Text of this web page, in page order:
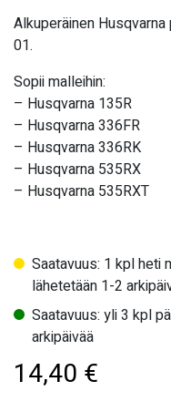
Alkuperäinen
01.
Sopii malleihin:
– Husqvarna 135R
– Husqvarna 336FR
– Husqvarna 336RK
– Husqvarna 535RX
– Husqvarna 535RXT
Saatavuus: 1 kpl heti
lähetetään 1-2
Saatavuus: yli 3 kpl
arkipäivää
14,40 €